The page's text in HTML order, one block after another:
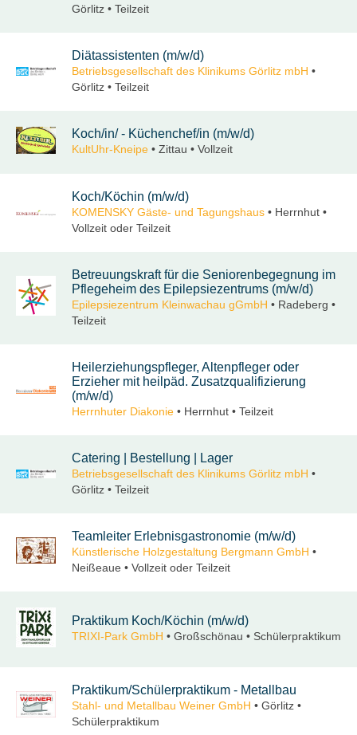
Görlitz • Teilzeit
Diätassistenten (m/w/d)
Betriebsgesellschaft des Klinikums Görlitz mbH •
Görlitz • Teilzeit
Koch/in/ - Küchenchef/in (m/w/d)
KultUhr-Kneipe • Zittau • Vollzeit
Koch/Köchin (m/w/d)
KOMENSKY Gäste- und Tagungshaus • Herrnhut •
Vollzeit oder Teilzeit
Betreuungskraft für die Seniorenbegegnung im
Pflegeheim des Epilepsiezentrums (m/w/d)
Epilepsiezentrum Kleinwachau gGmbH • Radeberg •
Teilzeit
Heilerziehungspfleger, Altenpfleger oder
Erzieher mit heilpäd. Zusatzqualifizierung
(m/w/d)
Herrnhuter Diakonie • Herrnhut • Teilzeit
Catering | Bestellung | Lager
Betriebsgesellschaft des Klinikums Görlitz mbH •
Görlitz • Teilzeit
Teamleiter Erlebnisgastronomie (m/w/d)
Künstlerische Holzgestaltung Bergmann GmbH •
Neißeaue • Vollzeit oder Teilzeit
Praktikum Koch/Köchin (m/w/d)
TRIXI-Park GmbH • Großschönau • Schülerpraktikum
Praktikum/Schülerpraktikum - Metallbau
Stahl- und Metallbau Weiner GmbH • Görlitz •
Schülerpraktikum